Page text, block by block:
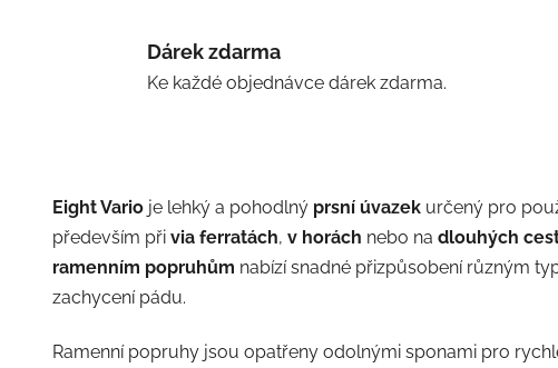
Dárek zdarma
Ke každé objednávce dárek zdarma.
Eight Varioje lehký a pohodlný prsní úvazekurčený pro
především při via ferratách, v horách nebo na dlouhých
ramenním popruhům nabízí snadné přizpůsobení různým
zachycení pádu.
Ramenní popruhy jsou opatřeny odolnými sponami pro